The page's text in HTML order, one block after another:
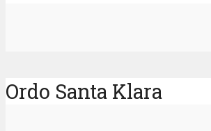
Ordo Santa Klara